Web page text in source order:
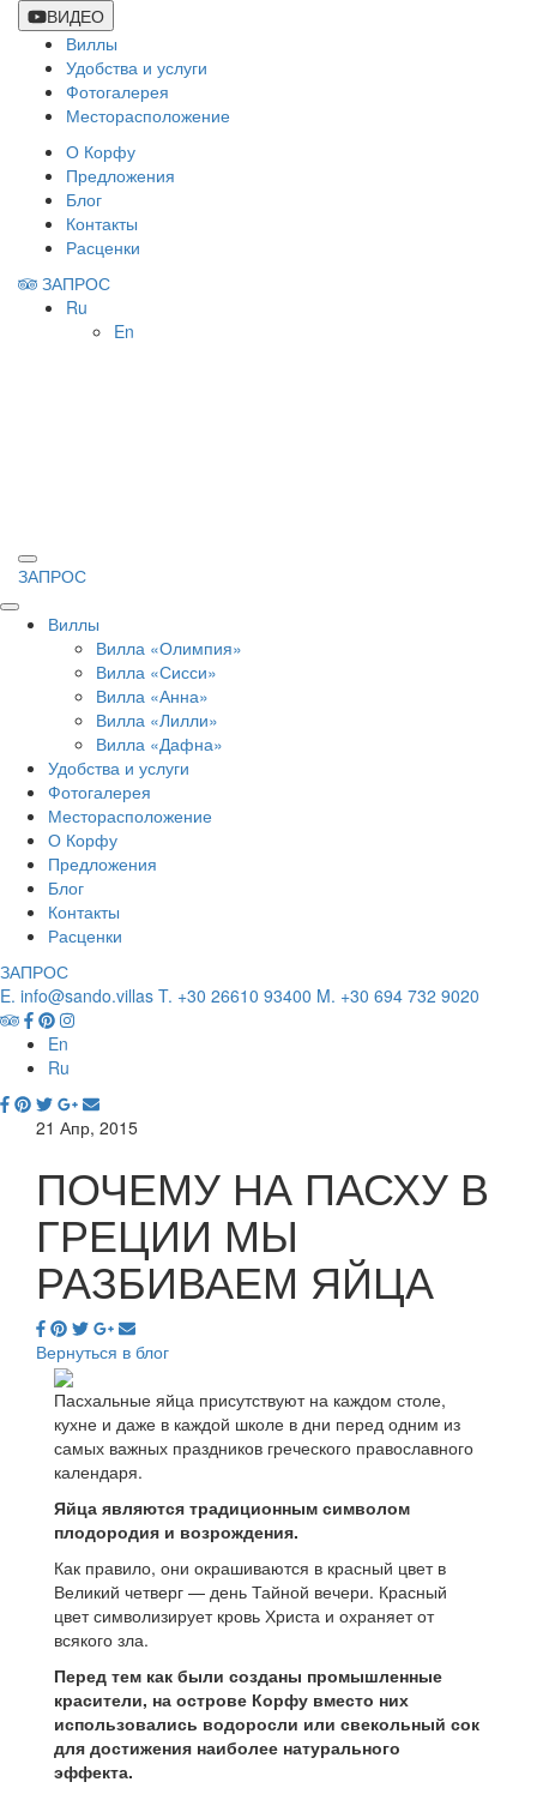
ВИДЕО
Виллы
Удобства и услуги
Фотогалерея
Месторасположение
О Корфу
Предложения
Блог
Контакты
Расценки
ЗАПРОС
Ru
En
ЗАПРОС
Виллы
Вилла «Олимпия»
Вилла «Сисси»
Вилла «Анна»
Вилла «Лилли»
Вилла «Дафна»
Удобства и услуги
Фотогалерея
Месторасположение
О Корфу
Предложения
Блог
Контакты
Расценки
ЗАПРОС
E. info@sando.villas T. +30 26610 93400 M. +30 694 732 9020
En
Ru
21 Апр, 2015
ПОЧЕМУ НА ПАСХУ В
ГРЕЦИИ МЫ
РАЗБИВАЕМ ЯЙЦА
Вернуться в блог
Пасхальные яйца присутствуют на каждом столе,
кухне и даже в каждой школе в дни перед одним из
самых важных праздников греческого православного
календаря.
Яйца являются традиционным символом
плодородия и возрождения.
Как правило, они окрашиваются в красный цвет в
Великий четверг — день Тайной вечери. Красный
цвет символизирует кровь Христа и охраняет от
всякого зла.
Перед тем как были созданы промышленные
красители, на острове Корфу вместо них
использовались водоросли или свекольный сок
для достижения наиболее натурального
эффекта.